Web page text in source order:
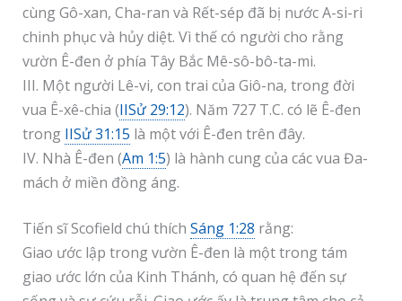
cùng Gô-xan, Cha-ran và Rết-sép đã bị nước A-si-ri
chinh phục và hủy diệt. Vì thế có người cho rằng
vườn Ê-đen ở phía Tây Bắc Mê-sô-bô-ta-mi.
III. Một người Lê-vi, con trai của Giô-na, trong đời
vua Ê-xê-chia (IISử 29:12). Năm 727 T.C. có lẽ Ê-đen
trong IISử 31:15 là một với Ê-đen trên đây.
IV. Nhà Ê-đen (Am 1:5) là hành cung của các vua Đa-
mách ở miền đồng áng.
Tiến sĩ Scofield chú thích Sáng 1:28 rằng:
Giao ước lập trong vườn Ê-đen là một trong tám
giao ước lớn của Kinh Thánh, có quan hệ đến sự